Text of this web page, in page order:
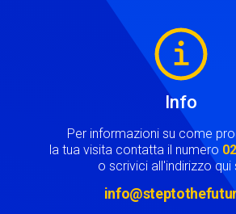
Info
Per informazioni su come
la tua visita contatta il numero
o scrivici all'indirizzo